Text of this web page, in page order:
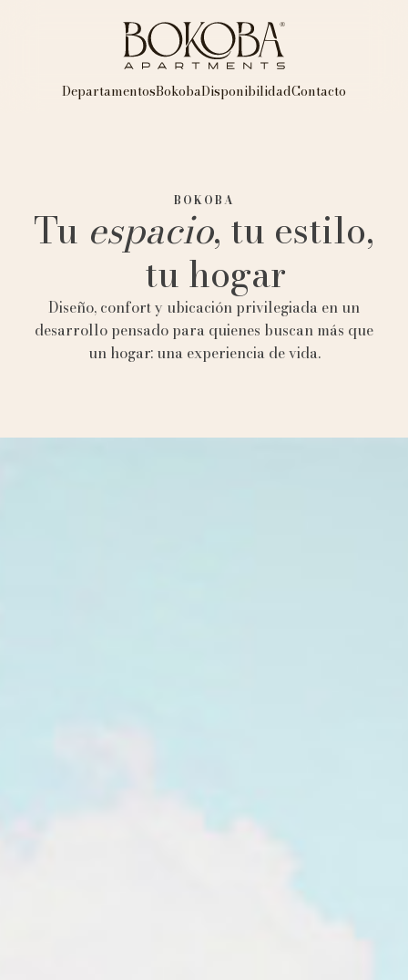
DepartamentosBokobaDisponibilidadContacto
BOKOBA
Tu espacio, tu estilo,
tu hogar
Diseño, confort y ubicación privilegiada en un
desarrollo pensado para quienes buscan más que
un hogar: una experiencia de vida.